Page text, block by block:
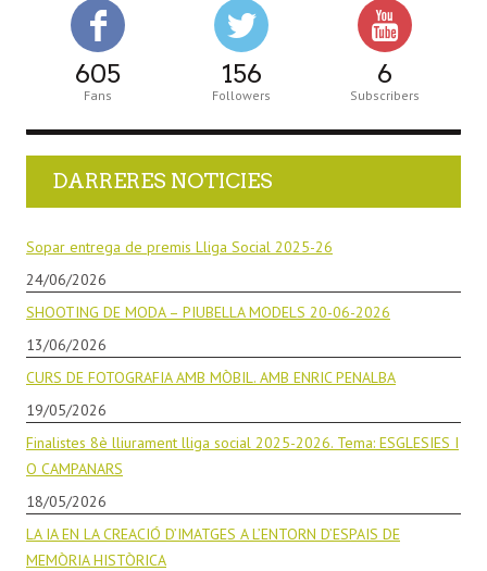
605
Fans
156
Followers
6
Subscribers
DARRERES NOTICIES
Sopar entrega de premis Lliga Social 2025-26
24/06/2026
SHOOTING DE MODA – PIUBELLA MODELS 20-06-2026
13/06/2026
CURS DE FOTOGRAFIA AMB MÒBIL. AMB ENRIC PENALBA
19/05/2026
Finalistes 8è lliurament lliga social 2025-2026. Tema: ESGLESIES I
O CAMPANARS
18/05/2026
LA IA EN LA CREACIÓ D’IMATGES A L’ENTORN D’ESPAIS DE
MEMÒRIA HISTÒRICA